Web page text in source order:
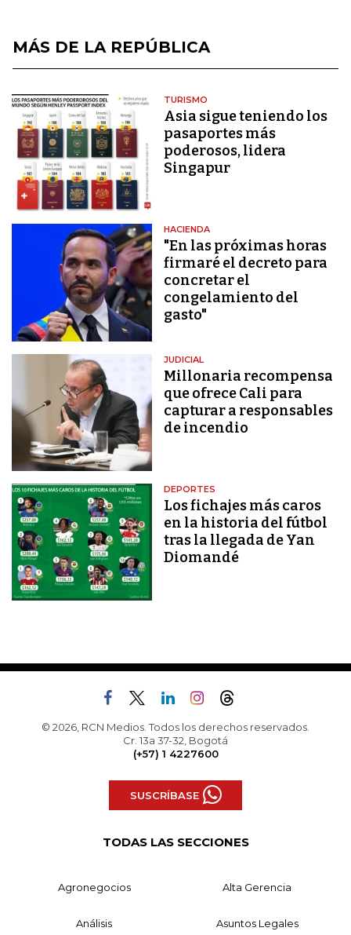
MÁS DE LA REPÚBLICA
TURISMO
Asia sigue teniendo los
pasaportes más
poderosos, lidera
Singapur
HACIENDA
"En las próximas horas
firmaré el decreto para
concretar el
congelamiento del
gasto"
JUDICIAL
Millonaria recompensa
que ofrece Cali para
capturar a responsables
de incendio
DEPORTES
Los fichajes más caros
en la historia del fútbol
tras la llegada de Yan
Diomandé
© 2026, RCN Medios. Todos los derechos reservados.
Cr. 13a 37-32, Bogotá
(+57) 1 4227600
SUSCRÍBASE
TODAS LAS SECCIONES
Agronegocios Alta Gerencia
Análisis Asuntos Legales